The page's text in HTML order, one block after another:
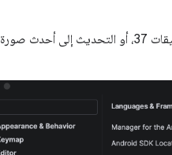
: يمكنك تحديث صورة النظام إلى الإصدار 5 أو إصدار أحدث من واجهة برمجة التطبيقات 37، أو التحديث إلى أحدث صورة